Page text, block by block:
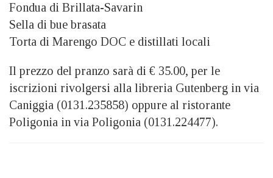
Fondua di Brillata-Savarin
Sella di bue brasata
Torta di Marengo DOC e distillati locali
Il prezzo del pranzo sarà di € 35.00, per le
iscrizioni rivolgersi alla libreria Gutenberg in via
Caniggia (0131.235858) oppure al ristorante
Poligonia in via Poligonia (0131.224477).